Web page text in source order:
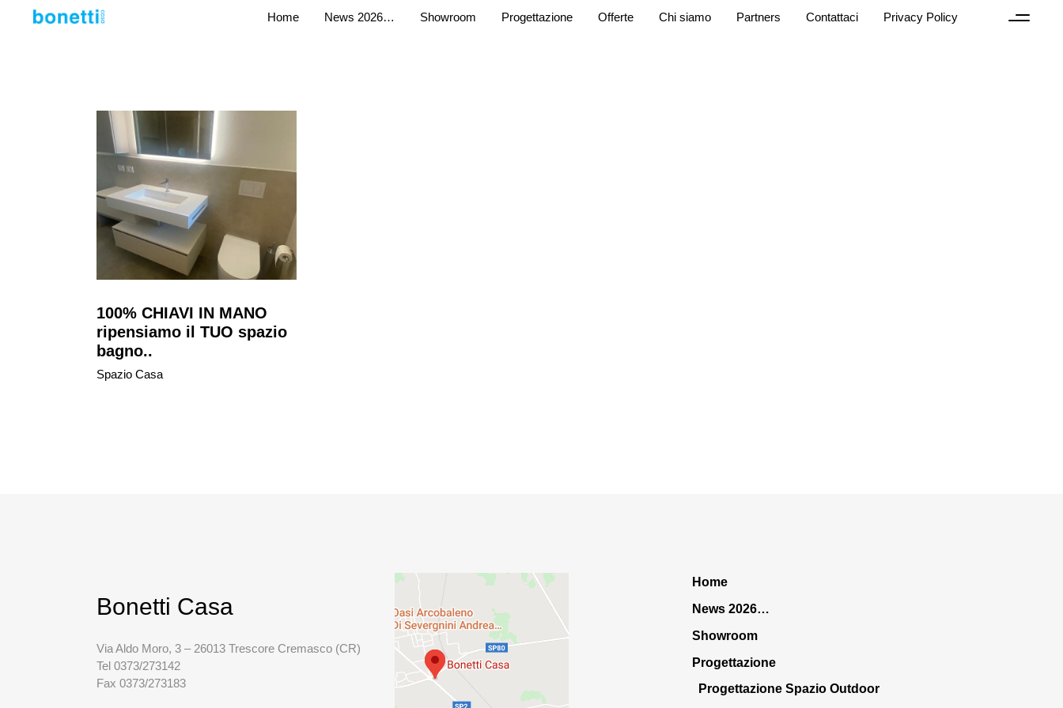
Home News 2026… Showroom Progettazione Offerte Chi siamo Partners Contattaci Privacy Policy
100% CHIAVI IN MANO
ripensiamo il TUO spazio
bagno..
Spazio Casa
Bonetti Casa
Via Aldo Moro, 3 – 26013 Trescore Cremasco (CR)
Tel 0373/273142
Fax 0373/273183
Home
News 2026…
Showroom
Progettazione
Progettazione Spazio Outdoor